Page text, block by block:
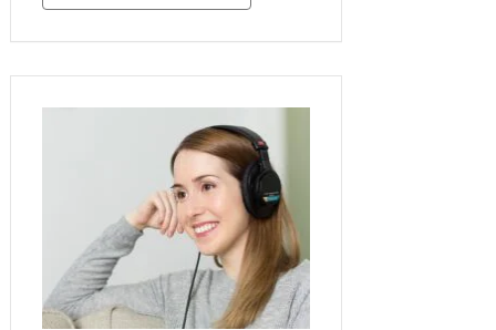
Girl“ bezeichnen könnte. Hardin ist
eben …